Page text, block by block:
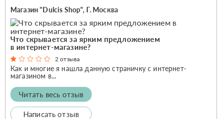
Магазин "Dulcis Shop", Г. Москва
Что скрывается за ярким предложением
в интернет-магазине?
2 отзыва
Как и многие я нашла данную страничку с интернет-
магазином в...
Читать весь отзыв
Написать отзыв